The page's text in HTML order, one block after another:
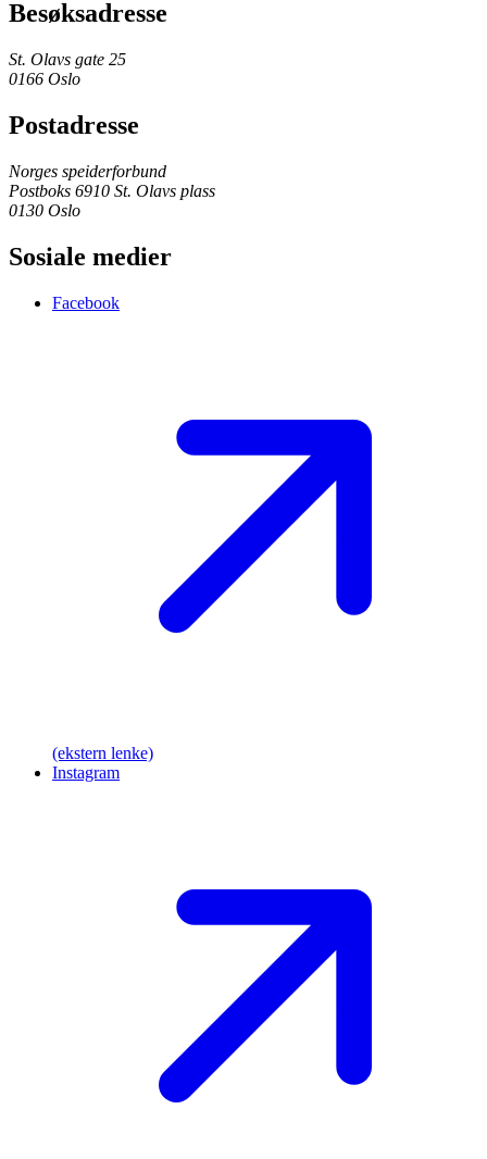
Besøksadresse
St. Olavs gate 25
0166 Oslo
Postadresse
Norges speiderforbund
Postboks 6910 St. Olavs plass
0130 Oslo
Sosiale medier
Facebook
(ekstern lenke)
Instagram